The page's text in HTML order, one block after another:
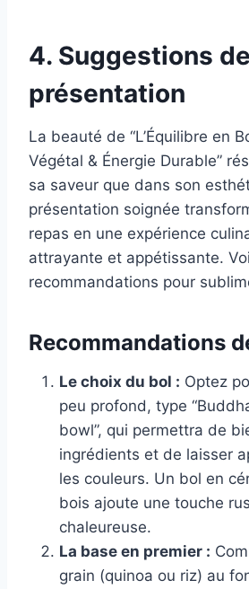
4. Suggestions de
présentation
La beauté de “L’Équilibre en
Végétal & Énergie Durable”
sa saveur que dans son
présentation soignée
repas en une expérience
attrayante et appétissante.
recommandations pour
Recommandations
Le choix du bol : Optez
peu profond, type
bowl”, qui permettra de
ingrédients et de laisser
les couleurs. Un bol en
bois ajoute une touche
chaleureuse.
La base en premier :
grain (quinoa ou riz) au